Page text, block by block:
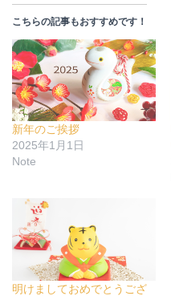
こちらの記事もおすすめです！
新年のご挨拶
2025年1月1日
Note
明けましておめでとうござ